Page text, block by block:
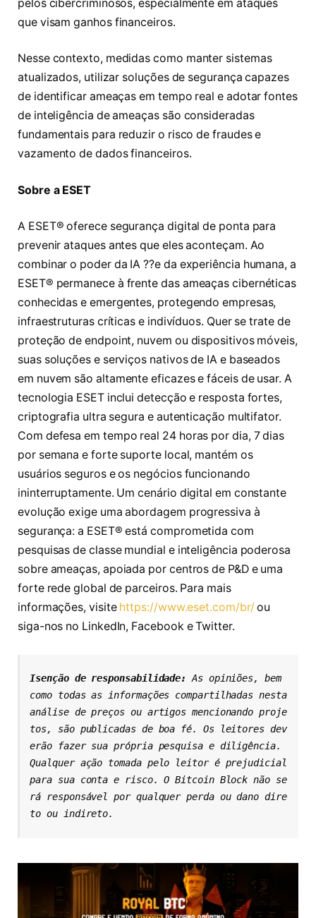
pelos cibercriminosos, especialmente em ataques
que visam ganhos financeiros.
Nesse contexto, medidas como manter sistemas
atualizados, utilizar soluções de segurança capazes
de identificar ameaças em tempo real e adotar fontes
de inteligência de ameaças são consideradas
fundamentais para reduzir o risco de fraudes e
vazamento de dados financeiros.
Sobre a ESET
A ESET® oferece segurança digital de ponta para
prevenir ataques antes que eles aconteçam. Ao
combinar o poder da IA ??e da experiência humana, a
ESET® permanece à frente das ameaças cibernéticas
conhecidas e emergentes, protegendo empresas,
infraestruturas críticas e indivíduos. Quer se trate de
proteção de endpoint, nuvem ou dispositivos móveis,
suas soluções e serviços nativos de IA e baseados
em nuvem são altamente eficazes e fáceis de usar. A
tecnologia ESET inclui detecção e resposta fortes,
criptografia ultra segura e autenticação multifator.
Com defesa em tempo real 24 horas por dia, 7 dias
por semana e forte suporte local, mantém os
usuários seguros e os negócios funcionando
ininterruptamente. Um cenário digital em constante
evolução exige uma abordagem progressiva à
segurança: a ESET® está comprometida com
pesquisas de classe mundial e inteligência poderosa
sobre ameaças, apoiada por centros de P&D e uma
forte rede global de parceiros. Para mais
informações, visite https://www.eset.com/br/ou
siga-nos no LinkedIn, Facebook e Twitter.
Isenção de responsabilidade: As opiniões, bem
como todas as informações compartilhadas nesta
análise de preços ou artigos mencionando proje
tos, são publicadas de boa fé. Os leitores dev
erão fazer sua própria pesquisa e diligência.
Qualquer ação tomada pelo leitor é prejudicial
para sua conta e risco. O Bitcoin Block não se
rá responsável por qualquer perda ou dano dire
to ou indireto.